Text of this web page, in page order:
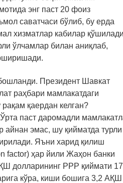
энг паст 20 фоиз
саватчаси бўлиб, бу ерда
хизматлар кабилар
ўлчамлар билан аниқлаб,
Президент Шавкат
раҳбари мамлакатдаги
қаердан келган?
паст даромадли
эмас, шу қийматда турли
Яъни харид қилиш
factor) ҳар йили Жаҳон банки
долларининг PPP қиймати
кўра, киши бошига 3,2 AҚШ